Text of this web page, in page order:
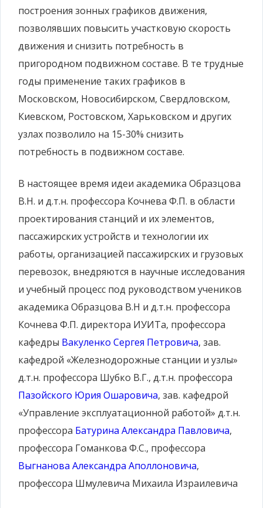
построения зонных графиков движения,
позволявших повысить участковую скорость
движения и снизить потребность в
пригородном подвижном составе. В те трудные
годы применение таких графиков в
Московском, Новосибирском, Свердловском,
Киевском, Ростовском, Харьковском и других
узлах позволило на 15-30% снизить
потребность в подвижном составе.
В настоящее время идеи академика Образцова
В.Н. и д.т.н. профессора Кочнева Ф.П. в области
проектирования станций и их элементов,
пассажирских устройств и технологии их
работы, организацией пассажирских и грузовых
перевозок, внедряются в научные исследования
и учебный процесс под руководством учеников
академика Образцова В.Н и д.т.н. профессора
Кочнева Ф.П. директора ИУИТа, профессора
кафедры Вакуленко Сергея Петровича, зав.
кафедрой «Железнодорожные станции и узлы»
д.т.н. профессора Шубко В.Г., д.т.н. профессора
Пазойского Юрия Ошаровича, зав. кафедрой
«Управление эксплуатационной работой» д.т.н.
профессора Батурина Александра Павловича,
профессора Гоманкова Ф.С., профессора
Выгнанова Александра Аполлоновича,
профессора Шмулевича Михаила Израилевича